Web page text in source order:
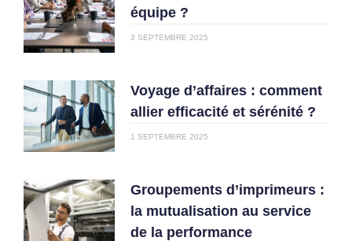
équipe ?
3 SEPTEMBRE 2025
Voyage d’affaires : comment
allier efficacité et sérénité ?
1 SEPTEMBRE 2025
Groupements d’imprimeurs :
la mutualisation au service
de la performance